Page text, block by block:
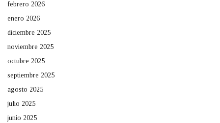
febrero 2026
enero 2026
diciembre 2025
noviembre 2025
octubre 2025
septiembre 2025
agosto 2025
julio 2025
junio 2025